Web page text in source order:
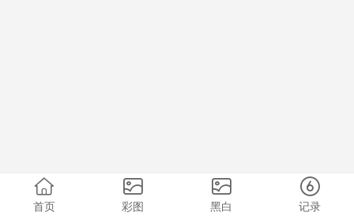
首页 彩图 黑白 记录